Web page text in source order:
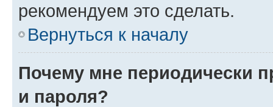
рекомендуем это сделать.
Вернуться к началу
Почему мне периодически
и пароля?